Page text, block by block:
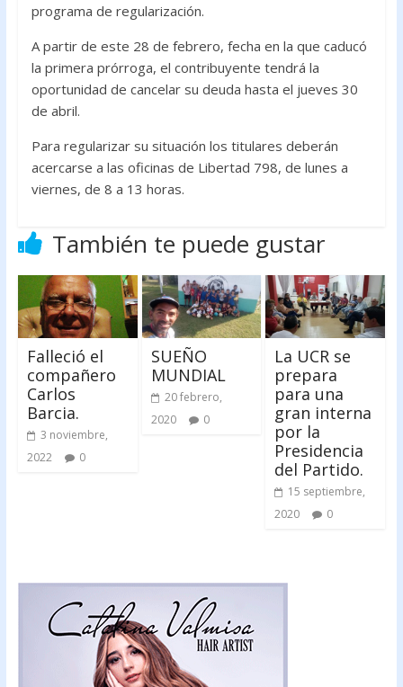
programa de regularización.
A partir de este 28 de febrero, fecha en la que caducó
la primera prórroga, el contribuyente tendrá la
oportunidad de cancelar su deuda hasta el jueves 30
de abril.
Para regularizar su situación los titulares deberán
acercarse a las oficinas de Libertad 798, de lunes a
viernes, de 8 a 13 horas.
También te puede gustar
Falleció el
compañero
Carlos
Barcia.
3 noviembre,
2022
0
SUEÑO
MUNDIAL
20 febrero,
2020
0
La UCR se
prepara
para una
gran interna
por la
Presidencia
del Partido.
15 septiembre,
2020
0